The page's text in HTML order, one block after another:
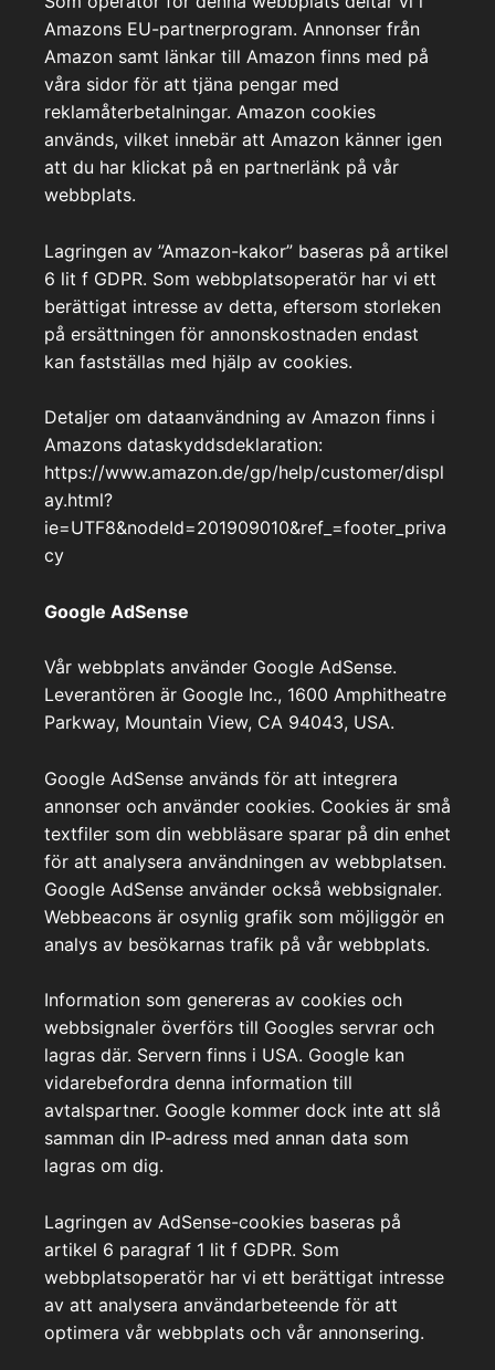
Amazons EU-partnerprogram. Annonser från
Amazon samt länkar till Amazon finns med på
våra sidor för att tjäna pengar med
reklamåterbetalningar. Amazon cookies
används, vilket innebär att Amazon känner igen
att du har klickat på en partnerlänk på vår
webbplats.
Lagringen av ”Amazon-kakor” baseras på artikel
6 lit f GDPR. Som webbplatsoperatör har vi ett
berättigat intresse av detta, eftersom storleken
på ersättningen för annonskostnaden endast
kan fastställas med hjälp av cookies.
Detaljer om dataanvändning av Amazon finns i
Amazons dataskyddsdeklaration:
https://www.amazon.de/gp/help/customer/displ
ay.html?
ie=UTF8&nodeId=201909010&ref_=footer_priva
cy
Google AdSense
Vår webbplats använder Google AdSense.
Leverantören är Google Inc., 1600 Amphitheatre
Parkway, Mountain View, CA 94043, USA.
Google AdSense används för att integrera
annonser och använder cookies. Cookies är små
textfiler som din webbläsare sparar på din enhet
för att analysera användningen av webbplatsen.
Google AdSense använder också webbsignaler.
Webbeacons är osynlig grafik som möjliggör en
analys av besökarnas trafik på vår webbplats.
Information som genereras av cookies och
webbsignaler överförs till Googles servrar och
lagras där. Servern finns i USA. Google kan
vidarebefordra denna information till
avtalspartner. Google kommer dock inte att slå
samman din IP-adress med annan data som
lagras om dig.
Lagringen av AdSense-cookies baseras på
artikel 6 paragraf 1 lit f GDPR. Som
webbplatsoperatör har vi ett berättigat intresse
av att analysera användarbeteende för att
optimera vår webbplats och vår annonsering.